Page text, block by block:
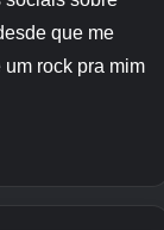
que
fazer
sua
que me
rock pra mim